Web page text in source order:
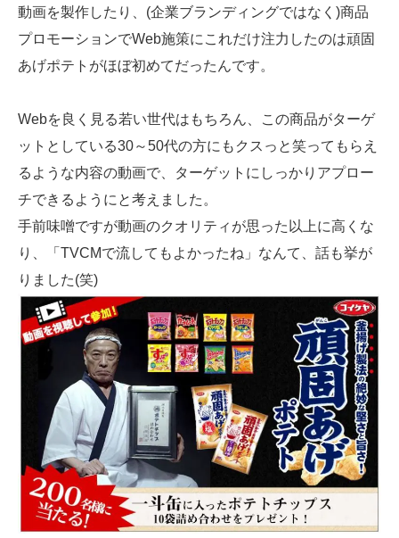
動画を製作したり、(企業ブランディングではなく)商品
プロモーションでWeb施策にこれだけ注力したのは頑固
あげポテトがほぼ初めてだったんです。
Webを良く見る若い世代はもちろん、この商品がターゲ
ットとしている30～50代の方にもクスっと笑ってもらえ
るような内容の動画で、ターゲットにしっかりアプロー
チできるようにと考えました。
手前味噌ですが動画のクオリティが思った以上に高くな
り、「TVCMで流してもよかったね」なんて、話も挙が
りました(笑)